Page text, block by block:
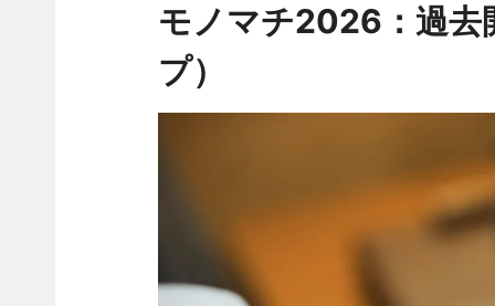
モノマチ2026：過去
プ）